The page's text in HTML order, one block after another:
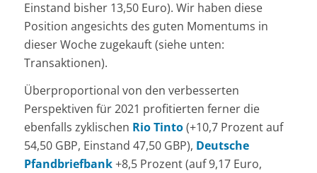
Einstand bisher 13,50 Euro). Wir haben diese
Position angesichts des guten Momentums in
dieser Woche zugekauft (siehe unten:
Transaktionen).
Überproportional von den verbesserten
Perspektiven für 2021 profitierten ferner die
ebenfalls zyklischen Rio Tinto(+10,7 Prozent auf
54,50 GBP, Einstand 47,50 GBP), Deutsche
Pfandbriefbank+8,5 Prozent (auf 9,17 Euro,